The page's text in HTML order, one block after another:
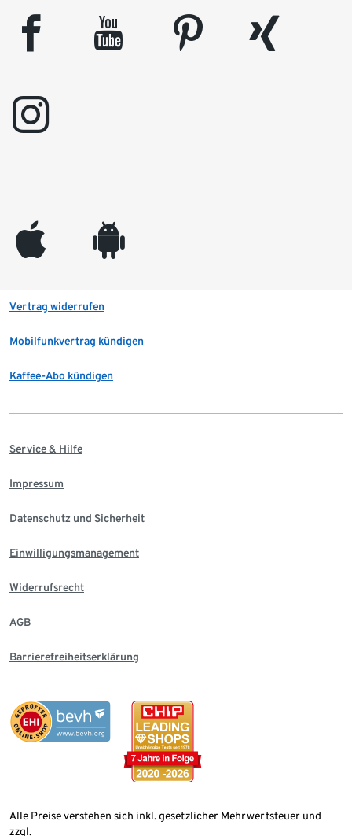
facebook youtube pinterest
xing
instagram
appleinc android
Vertrag widerrufen
Mobilfunkvertrag kündigen
Kaffee-Abo kündigen
Service & Hilfe
Impressum
Datenschutz und Sicherheit
Einwilligungsmanagement
Widerrufsrecht
AGB
Barrierefreiheitserklärung
Alle Preise verstehen sich inkl. gesetzlicher Mehrwertsteuer und
zzgl.